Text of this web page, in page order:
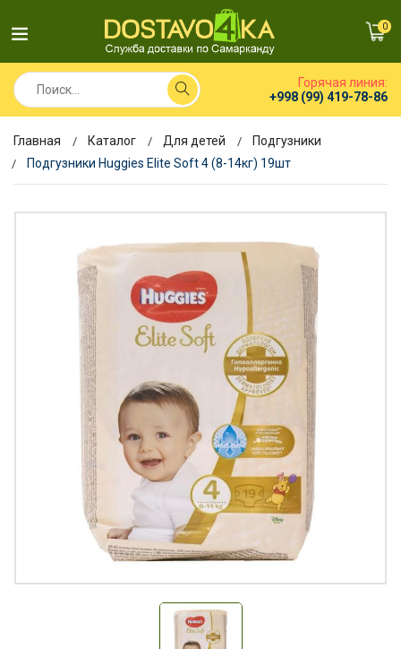
0
Горячая линия:
+998 (99) 419-78-86
Главная Каталог Для детей
Подгузники
Подгузники Huggies Elite Soft 4 (8-14кг) 19шт